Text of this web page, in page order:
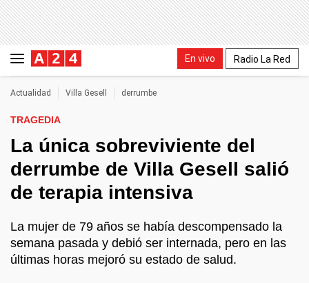
En vivo Radio La Red
Actualidad Villa Gesell derrumbe
TRAGEDIA
La única sobreviviente del
derrumbe de Villa Gesell salió
de terapia intensiva
La mujer de 79 años se había descompensado la
semana pasada y debió ser internada, pero en las
últimas horas mejoró su estado de salud.